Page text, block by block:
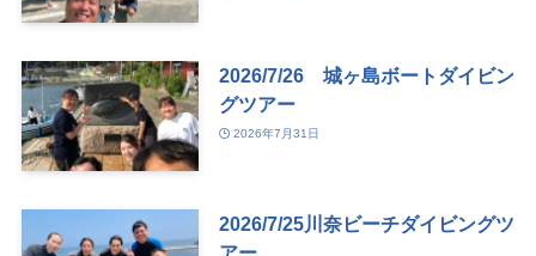
2026/7/26 城ヶ島ボートダイビン
グツアー
2026年7月31日
2026/7/25川奈ビーチダイビングツ